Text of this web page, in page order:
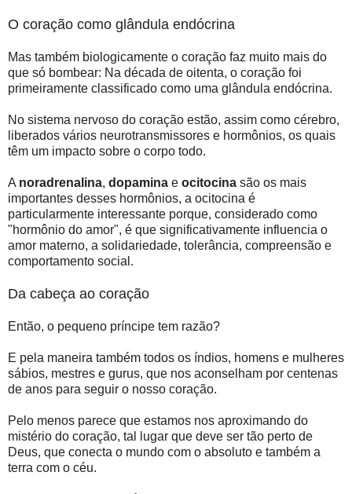
O coração como glândula endócrina
Mas também biologicamente o coração faz muito mais do
que só bombear: Na década de oitenta, o coração foi
primeiramente classificado como uma glândula endócrina.
No sistema nervoso do coração estão, assim como cérebro,
liberados vários neurotransmissores e hormônios, os quais
têm um impacto sobre o corpo todo.
A noradrenalina, dopamina e ocitocina são os mais
importantes desses hormônios, a ocitocina é
particularmente interessante porque, considerado como
"hormônio do amor", é que significativamente influencia o
amor materno, a solidariedade, tolerância, compreensão e
comportamento social.
Da cabeça ao coração
Então, o pequeno príncipe tem razão?
E pela maneira também todos os índios, homens e mulheres
sábios, mestres e gurus, que nos aconselham por centenas
de anos para seguir o nosso coração.
Pelo menos parece que estamos nos aproximando do
mistério do coração, tal lugar que deve ser tão perto de
Deus, que conecta o mundo com o absoluto e também a
terra com o céu.